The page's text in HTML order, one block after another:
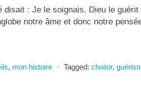
disait : Je le soignais, Dieu le
notre âme et donc notre
, mon histoire ⋅ Tagged: choisir,